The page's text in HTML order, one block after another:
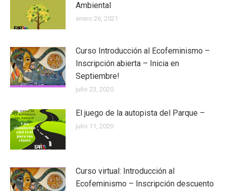
Ambiental
enero 26, 2021
Curso Introducción al Ecofeminismo –
Inscripción abierta – Inicia en
Septiembre!
julio 23, 2020
El juego de la autopista del Parque –
julio 11, 2020
Curso virtual: Introducción al
Ecofeminismo – Inscripción descuento